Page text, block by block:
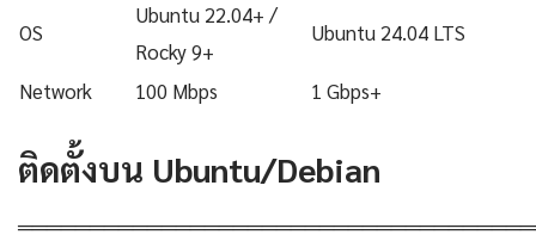
OS
Ubuntu 22.04+ /
Rocky 9+
Ubuntu 24.04 LTS
Network 100 Mbps 1 Gbps+
ติดตั้งบน Ubuntu/Debian